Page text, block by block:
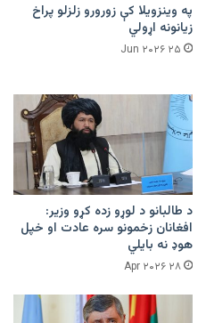
په وینزویلا کې زورورو زلزلو پراخ
زیانونه اړولي
۲۵ Jun ۲۰۲۶
د طالبانو د لوړو زده کړو وزیر:
افغانان زخمونو سره عادت او خپل
هوډ نه بایلي
۲۸ Apr ۲۰۲۶